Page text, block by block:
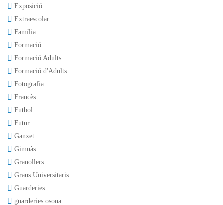
Exposició
Extraescolar
Família
Formació
Formació Adults
Formació d'Adults
Fotografia
Francès
Futbol
Futur
Ganxet
Gimnàs
Granollers
Graus Universitaris
Guarderies
guarderies osona